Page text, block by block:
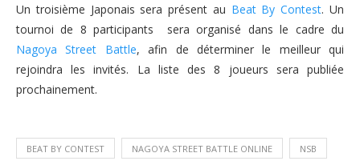
Un troisième Japonais sera présent au Beat By Contest. Un
tournoi de 8 participants sera organisé dans le cadre du
Nagoya Street Battle, afin de déterminer le meilleur qui
rejoindra les invités. La liste des 8 joueurs sera publiée
prochainement.
BEAT BY CONTEST NAGOYA STREET BATTLE ONLINE NSB